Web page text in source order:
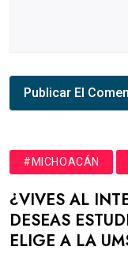
#MICHOACÁN
¿VIVES AL
DESEAS
ELIGE A LA